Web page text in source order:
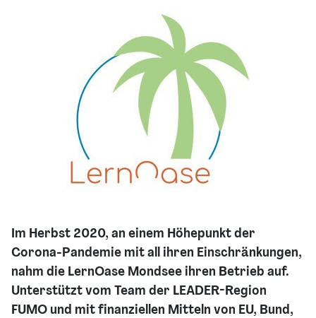
Im Herbst 2020, an einem Höhepunkt der
Corona-Pandemie mit all ihren Einschränkungen,
nahm die LernOase Mondsee ihren Betrieb auf.
Unterstützt vom Team der LEADER-Region
FUMO und mit finanziellen Mitteln von EU, Bund,